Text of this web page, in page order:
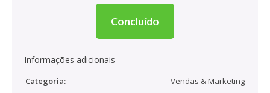
Concluído
Informações adicionais
Categoria:
Vendas & Marketing